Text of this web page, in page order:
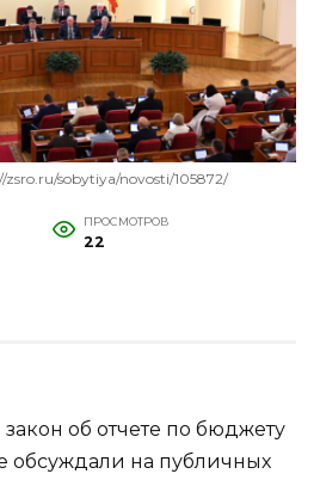
sobytiya/novosti/105872/
ПРОСМОТРОВ
22
об отчете по бюджету
обсуждали на публичных